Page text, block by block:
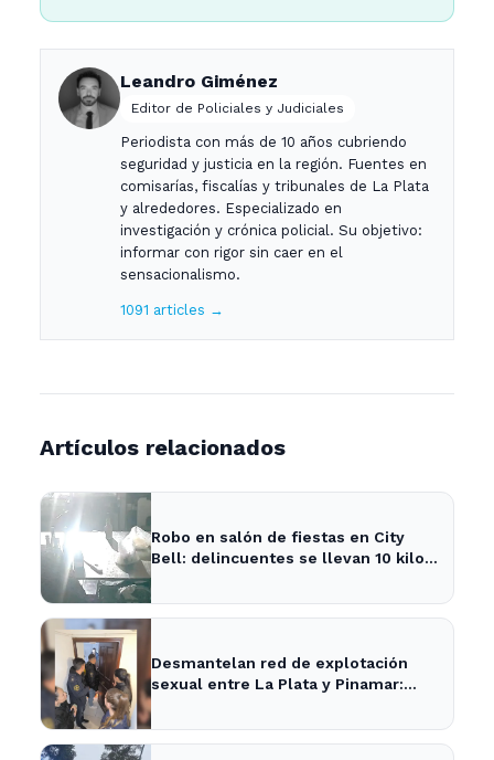
Leandro Giménez
Editor de Policiales y Judiciales
Periodista con más de 10 años cubriendo
seguridad y justicia en la región. Fuentes en
comisarías, fiscalías y tribunales de La Plata
y alrededores. Especializado en
investigación y crónica policial. Su objetivo:
informar con rigor sin caer en el
sensacionalismo.
1091 articles →
Artículos relacionados
Robo en salón de fiestas en City
Bell: delincuentes se llevan 10 kilos
Desmantelan red de explotación
sexual entre La Plata y Pinamar: